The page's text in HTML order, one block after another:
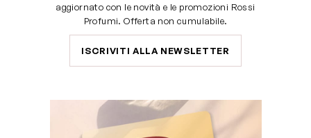
aggiornato con le novità e le promozioni Rossi
Profumi. Offerta non cumulabile.
ISCRIVITI ALLA NEWSLETTER